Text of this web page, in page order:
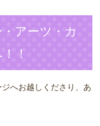
アーツ・カ
！
へお越しくださり、あ